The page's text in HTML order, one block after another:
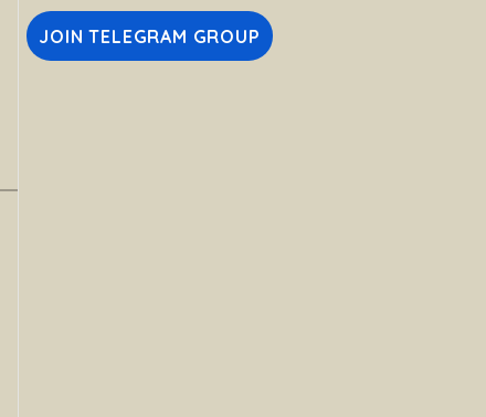
JOIN TELEGRAM GROUP